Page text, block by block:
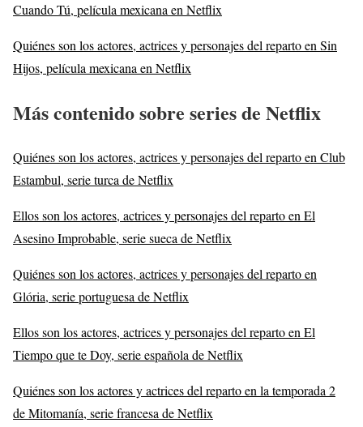
Cuando Tú, película mexicana en Netflix
Quiénes son los actores, actrices y personajes del reparto en Sin
Hijos, película mexicana en Netflix
Más contenido sobre series de Netflix
Quiénes son los actores, actrices y personajes del reparto en Club
Estambul, serie turca de Netflix
Ellos son los actores, actrices y personajes del reparto en El
Asesino Improbable, serie sueca de Netflix
Quiénes son los actores, actrices y personajes del reparto en
Glória, serie portuguesa de Netflix
Ellos son los actores, actrices y personajes del reparto en El
Tiempo que te Doy, serie española de Netflix
Quiénes son los actores y actrices del reparto en la temporada 2
de Mitomanía, serie francesa de Netflix